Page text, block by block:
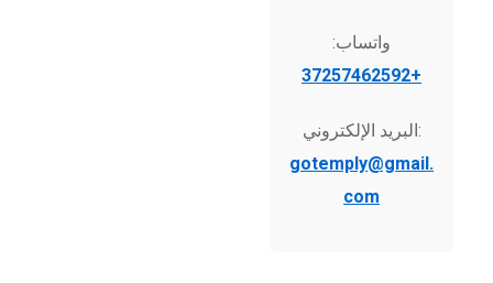
واتساب:
+37257462592
البريد الإلكتروني:
gotemply@gmail.
com